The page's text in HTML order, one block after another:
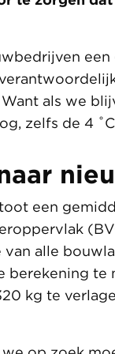
als we
zelfs de 4
een
alle
berekening
kg te